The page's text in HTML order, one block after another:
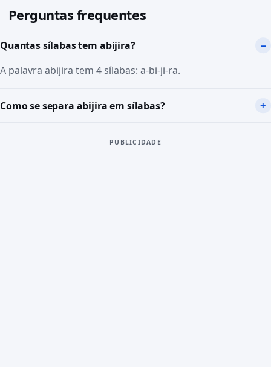
Perguntas frequentes
Quantas sílabas tem abijira?
A palavra abijira tem 4 sílabas: a-bi-ji-ra.
Como se separa abijira em sílabas?
PUBLICIDADE